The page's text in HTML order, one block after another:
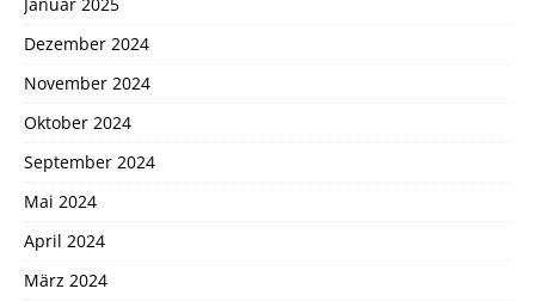
Dezember 2024
November 2024
Oktober 2024
September 2024
Mai 2024
April 2024
März 2024